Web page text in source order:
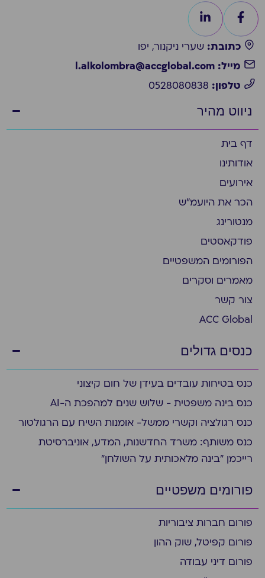
כתובת: שערי ניקנור, יפו
מייל: l.alkolombra@accglobal.com
טלפון:
ניווט מהיר
דף בית
אודותינו
אירועים
הכר את היועמ״ש
מנטורינג
פודקאסטים
הפורומים המשפטיים
מאמרים וסקרים
צור קשר
ACC Global
כנסים גדולים
כנס בטיחות עובדים בעידן של חום קיצוני
כנס בינה משפטית - שלוש שנים למהפכת ה-AI
כנס רגולציה וקשרי ממשל- אומנות השיח עם הרגולטור
כנס משותף: משרד החדשנות, המדע, אוניברסיטת
רייכמן "בינה מלאכותית על השולחן"
פורומים משפטיים
פורום חברות ציבוריות
פורום קפיטל, שוק ההון
פורום דיני עבודה